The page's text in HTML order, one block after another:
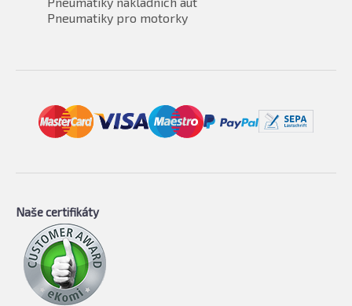
Pneumatiky pro motorky
Naše certifikáty